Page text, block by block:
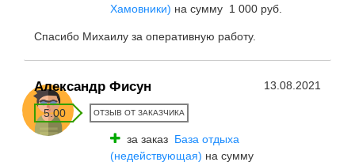
Хамовники) на сумму 1 000 руб.
Спасибо Михаилу за оперативную работу.
Александр Фисун 13.08.2021
5.00 ОТЗЫВ ОТ ЗАКАЗЧИКА
за заказ База отдыха
(недействующая) на сумму